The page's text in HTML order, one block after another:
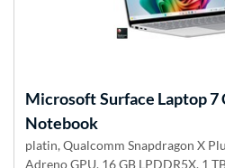
MicrosoftSurface Laptop 7
Notebook
platin, Qualcomm Snapdragon X
Adreno GPU, 16 GB LPDDR5X, 1